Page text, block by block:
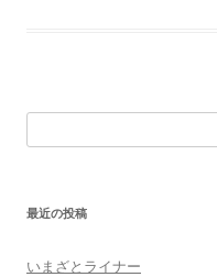
索:
最近の投稿
いまざとライナー